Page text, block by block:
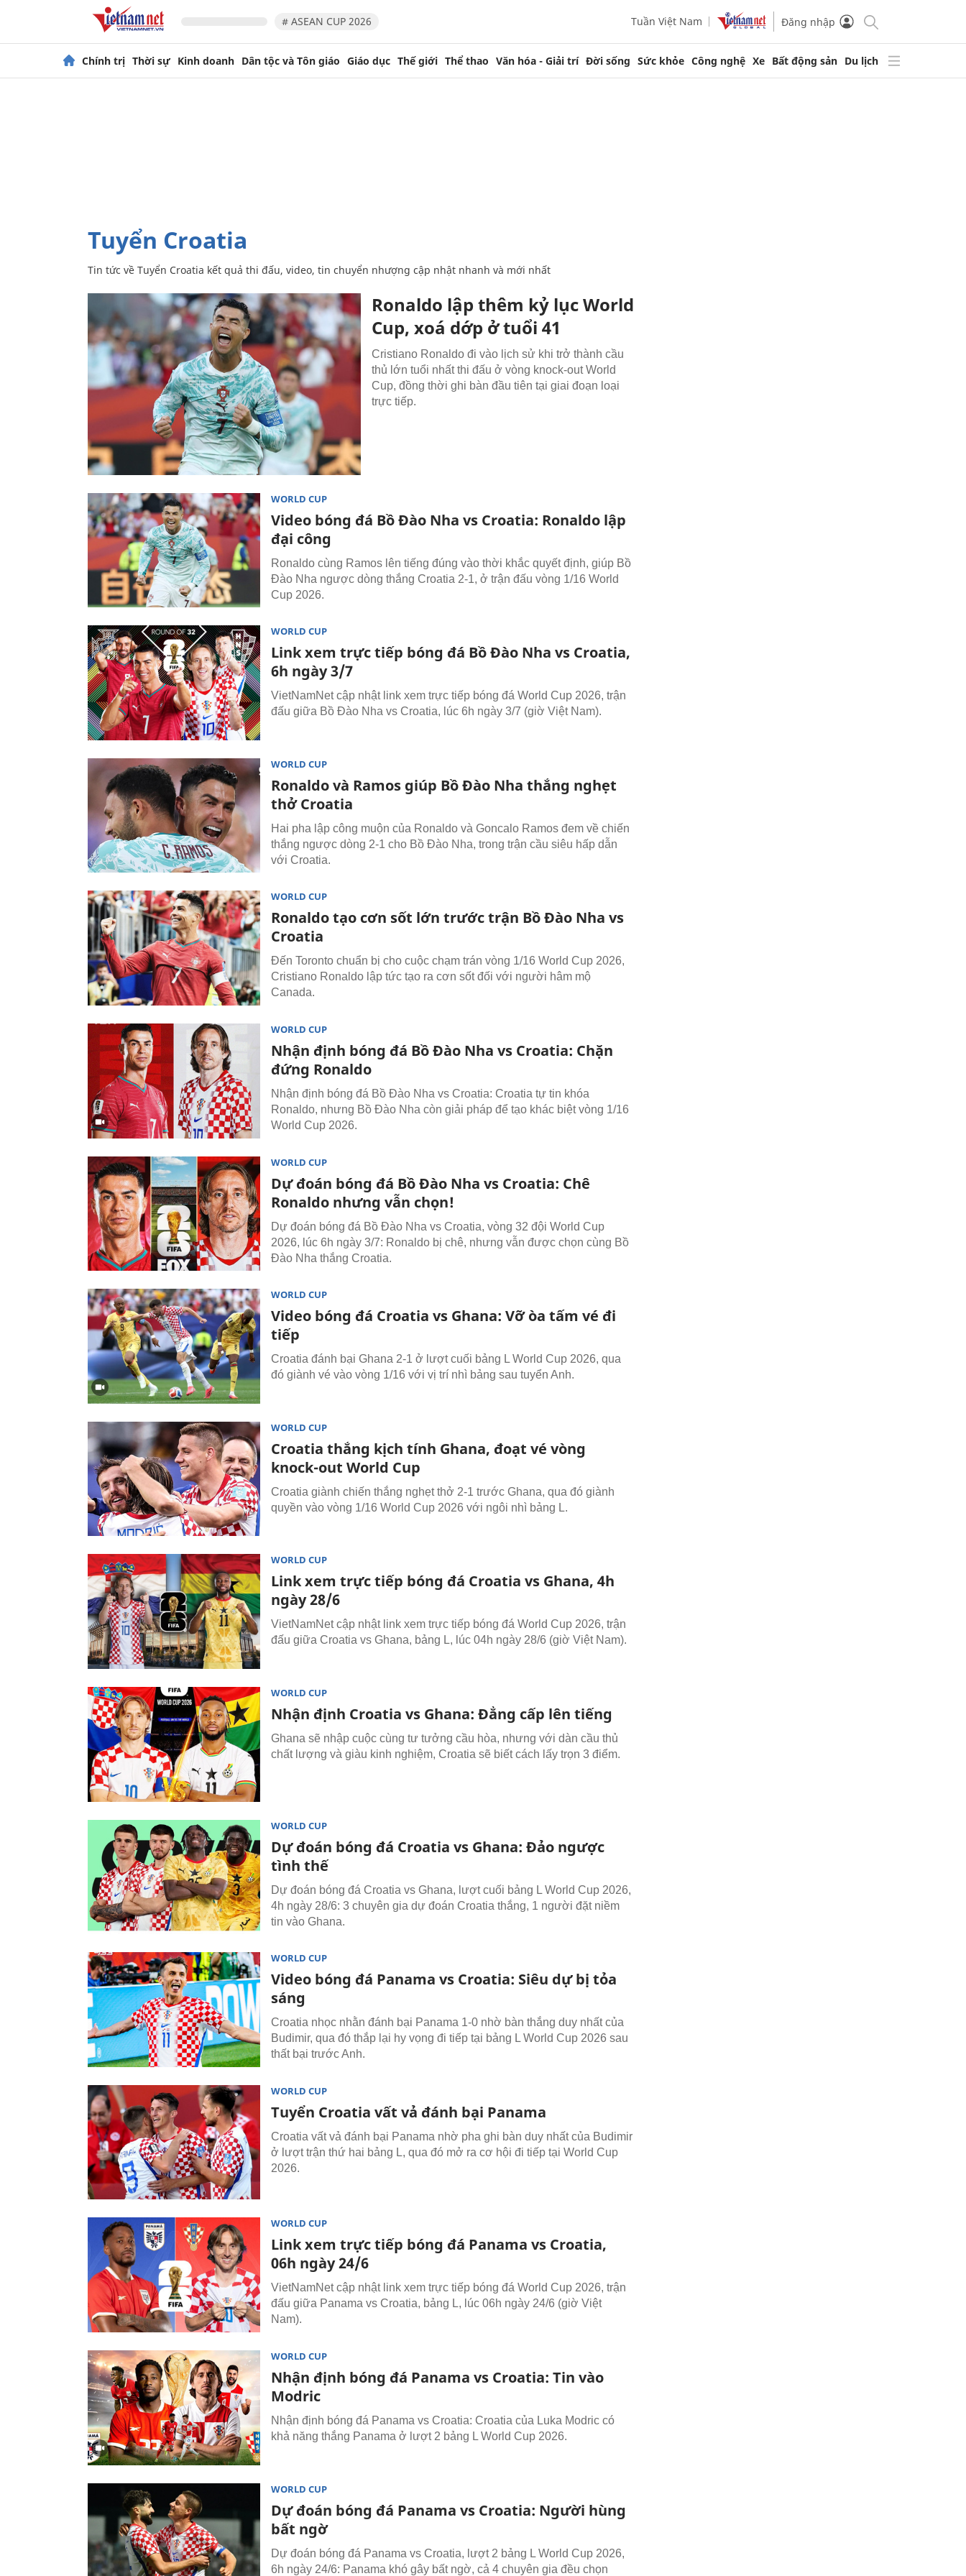
# ASEAN CUP 2026 Tuần Việt Nam Đăng nhập
Chính trị Thời sự Kinh doanh Dân tộc và Tôn giáo Giáo dục Thế giới Thể thao Văn hóa - Giải trí Đời sống Sức khỏe Công nghệ Xe Bất động sản Du lịch
Tuyển Croatia
Tin tức về Tuyển Croatia kết quả thi đấu, video, tin chuyển nhượng cập nhật nhanh và mới nhất
Ronaldo lập thêm kỷ lục World
Cup, xoá dớp ở tuổi 41
Cristiano Ronaldo đi vào lịch sử khi trở thành cầu
thủ lớn tuổi nhất thi đấu ở vòng knock-out World
Cup, đồng thời ghi bàn đầu tiên tại giai đoạn loại
trực tiếp.
WORLD CUP
Video bóng đá Bồ Đào Nha vs Croatia: Ronaldo lập
đại công
Ronaldo cùng Ramos lên tiếng đúng vào thời khắc quyết định, giúp Bồ
Đào Nha ngược dòng thắng Croatia 2-1, ở trận đấu vòng 1/16 World
Cup 2026.
WORLD CUP
Link xem trực tiếp bóng đá Bồ Đào Nha vs Croatia,
6h ngày 3/7
VietNamNet cập nhật link xem trực tiếp bóng đá World Cup 2026, trận
đấu giữa Bồ Đào Nha vs Croatia, lúc 6h ngày 3/7 (giờ Việt Nam).
WORLD CUP
Ronaldo và Ramos giúp Bồ Đào Nha thắng nghẹt
thở Croatia
Hai pha lập công muộn của Ronaldo và Goncalo Ramos đem về chiến
thắng ngược dòng 2-1 cho Bồ Đào Nha, trong trận cầu siêu hấp dẫn
với Croatia.
WORLD CUP
Ronaldo tạo cơn sốt lớn trước trận Bồ Đào Nha vs
Croatia
Đến Toronto chuẩn bị cho cuộc chạm trán vòng 1/16 World Cup 2026,
Cristiano Ronaldo lập tức tạo ra cơn sốt đối với người hâm mộ
Canada.
WORLD CUP
Nhận định bóng đá Bồ Đào Nha vs Croatia: Chặn
đứng Ronaldo
Nhận định bóng đá Bồ Đào Nha vs Croatia: Croatia tự tin khóa
Ronaldo, nhưng Bồ Đào Nha còn giải pháp để tạo khác biệt vòng 1/16
World Cup 2026.
WORLD CUP
Dự đoán bóng đá Bồ Đào Nha vs Croatia: Chê
Ronaldo nhưng vẫn chọn!
Dự đoán bóng đá Bồ Đào Nha vs Croatia, vòng 32 đội World Cup
2026, lúc 6h ngày 3/7: Ronaldo bị chê, nhưng vẫn được chọn cùng Bồ
Đào Nha thắng Croatia.
WORLD CUP
Video bóng đá Croatia vs Ghana: Vỡ òa tấm vé đi
tiếp
Croatia đánh bại Ghana 2-1 ở lượt cuối bảng L World Cup 2026, qua
đó giành vé vào vòng 1/16 với vị trí nhì bảng sau tuyển Anh.
WORLD CUP
Croatia thắng kịch tính Ghana, đoạt vé vòng
knock-out World Cup
Croatia giành chiến thắng nghẹt thở 2-1 trước Ghana, qua đó giành
quyền vào vòng 1/16 World Cup 2026 với ngôi nhì bảng L.
WORLD CUP
Link xem trực tiếp bóng đá Croatia vs Ghana, 4h
ngày 28/6
VietNamNet cập nhật link xem trực tiếp bóng đá World Cup 2026, trận
đấu giữa Croatia vs Ghana, bảng L, lúc 04h ngày 28/6 (giờ Việt Nam).
WORLD CUP
Nhận định Croatia vs Ghana: Đẳng cấp lên tiếng
Ghana sẽ nhập cuộc cùng tư tưởng cầu hòa, nhưng với dàn cầu thủ
chất lượng và giàu kinh nghiệm, Croatia sẽ biết cách lấy trọn 3 điểm.
WORLD CUP
Dự đoán bóng đá Croatia vs Ghana: Đảo ngược
tình thế
Dự đoán bóng đá Croatia vs Ghana, lượt cuối bảng L World Cup 2026,
4h ngày 28/6: 3 chuyên gia dự đoán Croatia thắng, 1 người đặt niềm
tin vào Ghana.
WORLD CUP
Video bóng đá Panama vs Croatia: Siêu dự bị tỏa
sáng
Croatia nhọc nhằn đánh bại Panama 1-0 nhờ bàn thắng duy nhất của
Budimir, qua đó thắp lại hy vọng đi tiếp tại bảng L World Cup 2026 sau
thất bại trước Anh.
WORLD CUP
Tuyển Croatia vất vả đánh bại Panama
Croatia vất vả đánh bại Panama nhờ pha ghi bàn duy nhất của Budimir
ở lượt trận thứ hai bảng L, qua đó mở ra cơ hội đi tiếp tại World Cup
2026.
WORLD CUP
Link xem trực tiếp bóng đá Panama vs Croatia,
06h ngày 24/6
VietNamNet cập nhật link xem trực tiếp bóng đá World Cup 2026, trận
đấu giữa Panama vs Croatia, bảng L, lúc 06h ngày 24/6 (giờ Việt
Nam).
WORLD CUP
Nhận định bóng đá Panama vs Croatia: Tin vào
Modric
Nhận định bóng đá Panama vs Croatia: Croatia của Luka Modric có
khả năng thắng Panama ở lượt 2 bảng L World Cup 2026.
WORLD CUP
Dự đoán bóng đá Panama vs Croatia: Người hùng
bất ngờ
Dự đoán bóng đá Panama vs Croatia, lượt 2 bảng L World Cup 2026,
6h ngày 24/6: Panama khó gây bất ngờ, cả 4 chuyên gia đều chọn